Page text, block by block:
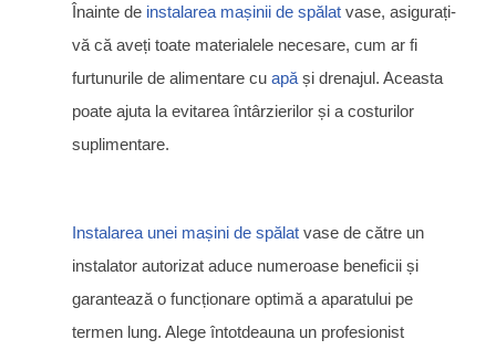
Înainte de instalarea mașinii de spălat vase, asigurați-
vă că aveți toate materialele necesare, cum ar fi
furtunurile de alimentare cu apă și drenajul. Aceasta
poate ajuta la evitarea întârzierilor și a costurilor
suplimentare.
Instalarea unei mașini de spălat vase de către un
instalator autorizat aduce numeroase beneficii și
garantează o funcționare optimă a aparatului pe
termen lung. Alege întotdeauna un profesionist